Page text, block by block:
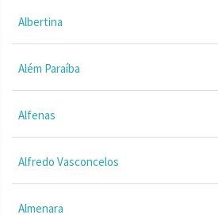
Albertina
Além Paraíba
Alfenas
Alfredo Vasconcelos
Almenara